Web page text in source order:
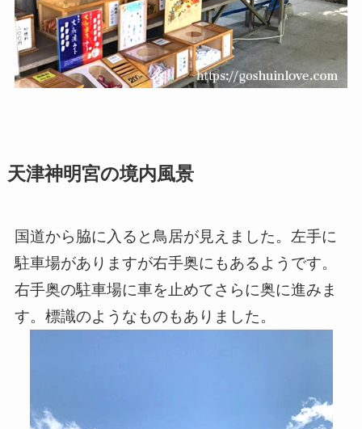
天津神明宮の境内風景
国道から脇に入ると鳥居が見えました。左手に
駐車場がありますが右手奥にもあるようです。
右手奥の駐車場に車を止めてさらに奥に進みま
す。標識のようなものもありました。